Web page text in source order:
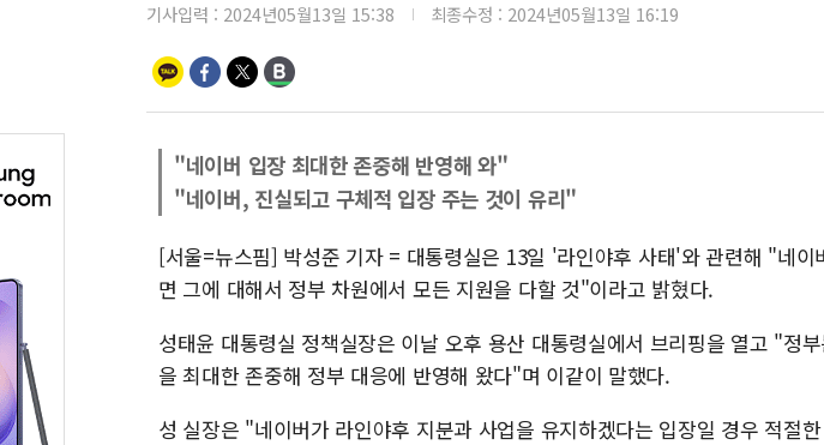
기사입력 : 2024년05월13일 15:38 최종수정 : 2024년05월13일 16:19
"네이버 입장 최대한 존중해 반영해 와"
"네이버, 진실되고 구체적 입장 주는 것이 유리"
[서울=뉴스핌] 박성준 기자 = 대통령실은 13일 '라인야후 사태'와 관련해 "네이
면 그에 대해서 정부 차원에서 모든 지원을 다할 것"이라고 밝혔다.
성태윤 대통령실 정책실장은 이날 오후 용산 대통령실에서 브리핑을 열고 "정
을 최대한 존중해 정부 대응에 반영해 왔다"며 이같이 말했다.
성 실장은 "네이버가 라인야후 지분과 사업을 유지하겠다는 입장일 경우 적절